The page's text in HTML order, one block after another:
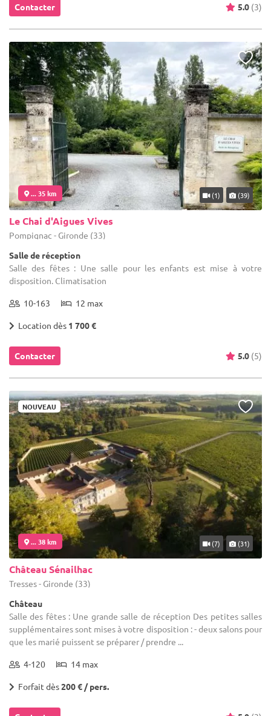
Contacter 5.0 (3)
... 35 km (1) (39)
Le Chai d'Aigues Vives
Pompignac - Gironde (33)
Salle de réception
Salle des fêtes : Une salle pour les enfants est mise à votre
disposition. Climatisation
10-163 12 max
Location dès 1 700 €
Contacter 5.0 (5)
NOUVEAU
... 38 km (7) (31)
Château Sénailhac
Tresses - Gironde (33)
Château
Salle des fêtes : Une grande salle de réception Des petites salles
supplémentaires sont mises à votre disposition : - deux salons pour
que les marié puissent se préparer / prendre ...
4-120 14 max
Forfait dès200 € / pers.